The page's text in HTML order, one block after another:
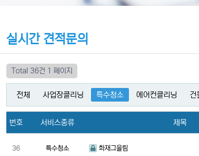
실시간 견적문의
Total 36건 1 페이지
전체 사업장클리닝 특수청소 에어컨클리닝 건
번호 서비스종류 제목
36 특수청소 화재그을림